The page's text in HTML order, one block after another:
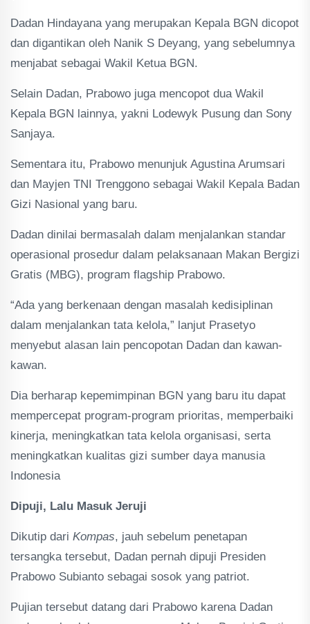
Dadan Hindayana yang merupakan Kepala BGN dicopot
dan digantikan oleh Nanik S Deyang, yang sebelumnya
menjabat sebagai Wakil Ketua BGN.
Selain Dadan, Prabowo juga mencopot dua Wakil
Kepala BGN lainnya, yakni Lodewyk Pusung dan Sony
Sanjaya.
Sementara itu, Prabowo menunjuk Agustina Arumsari
dan Mayjen TNI Trenggono sebagai Wakil Kepala Badan
Gizi Nasional yang baru.
Dadan dinilai bermasalah dalam menjalankan standar
operasional prosedur dalam pelaksanaan Makan Bergizi
Gratis (MBG), program flagship Prabowo.
“Ada yang berkenaan dengan masalah kedisiplinan
dalam menjalankan tata kelola,” lanjut Prasetyo
menyebut alasan lain pencopotan Dadan dan kawan-
kawan.
Dia berharap kepemimpinan BGN yang baru itu dapat
mempercepat program-program prioritas, memperbaiki
kinerja, meningkatkan tata kelola organisasi, serta
meningkatkan kualitas gizi sumber daya manusia
Indonesia
Dipuji, Lalu Masuk Jeruji
Dikutip dari Kompas, jauh sebelum penetapan
tersangka tersebut, Dadan pernah dipuji Presiden
Prabowo Subianto sebagai sosok yang patriot.
Pujian tersebut datang dari Prabowo karena Dadan